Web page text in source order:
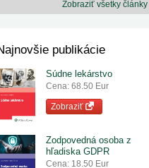
Zobraziť všetky články
publikácie
Súdne lekárstvo
Cena: 68.50 Eur
Zobraziť
Zodpovedná osoba z
hľadiska GDPR
Cena: 18.50 Eur